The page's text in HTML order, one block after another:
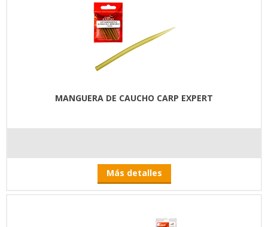
MANGUERA DE CAUCHO CARP EXPERT
Más detalles